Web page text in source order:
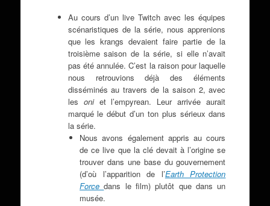
Au cours d’un live Twitch avec les équipes
scénaristiques de la série, nous apprenions
que les krangs devaient faire partie de la
troisième saison de la série, si elle n’avait
pas été annulée. C’est la raison pour laquelle
nous retrouvions déjà des éléments
disséminés au travers de la saison 2, avec
les oni et l’empyrean. Leur arrivée aurait
marqué le début d’un ton plus sérieux dans
la série.
Nous avons également appris au cours
de ce live que la clé devait à l’origine se
trouver dans une base du gouvernement
(d’où l’apparition de l’Earth Protection
Forcedans le film) plutôt que dans un
musée.